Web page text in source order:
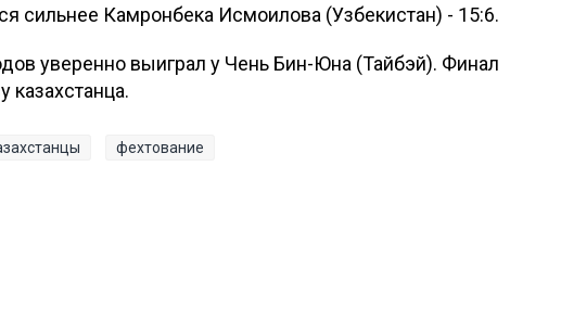
сильнее Камронбека Исмоилова (Узбекистан) - 15:6.
уверенно выиграл у Чень Бин-Юна (Тайбэй). Финал
казахстанца.
фехтование